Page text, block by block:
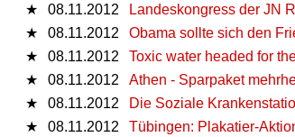
★
08.11.2012
Landeskongress der JN
★
08.11.2012
Obama sollte sich den
★
08.11.2012
Toxic water headed for
★
08.11.2012
Athen - Sparpaket
★
08.11.2012
Die Soziale
★
08.11.2012
Tübingen: Plakatier-